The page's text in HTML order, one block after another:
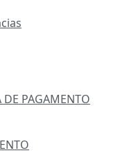
PAGAMENTO